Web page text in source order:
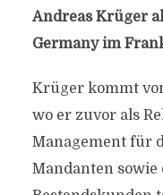
Andreas Krüger
Germany im
Krüger kommt
wo er zuvor als
Management für
Mandanten